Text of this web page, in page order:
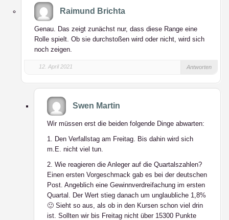
Raimund Brichta
Genau. Das zeigt zunächst nur, dass diese Range eine
Rolle spielt. Ob sie durchstoßen wird oder nicht, wird sich
noch zeigen.
12. April 2021 Antworten
Swen Martin
Wir müssen erst die beiden folgende Dinge abwarten:
1. Den Verfallstag am Freitag. Bis dahin wird sich
m.E. nicht viel tun.
2. Wie reagieren die Anleger auf die Quartalszahlen?
Einen ersten Vorgeschmack gab es bei der deutschen
Post. Angeblich eine Gewinnverdreifachung im ersten
Quartal. Der Wert stieg danach um unglaubliche 1,8%
🙂 Sieht so aus, als ob in den Kursen schon viel drin
ist. Sollten wir bis Freitag nicht über 15300 Punkte